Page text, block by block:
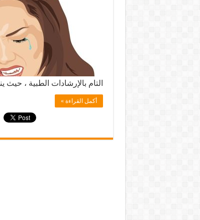
التام بالإرشادات الطبية ، حيث
أكمل القراءة »